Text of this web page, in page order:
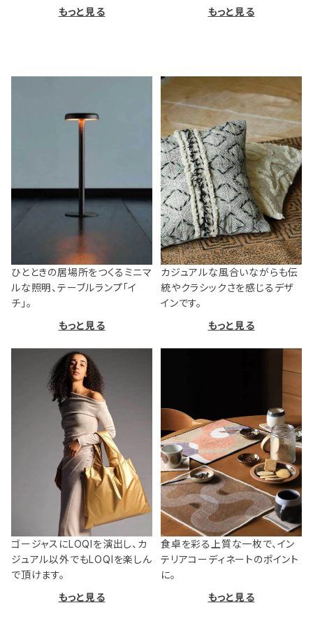
もっと見る
もっと見る
ひとときの居場所をつくるミニマ
ルな照明、テーブルランプ「イ
チ」。
もっと見る
カジュアルな風合いながらも伝
統やクラシックさを感じるデザ
インです。
もっと見る
ゴージャスにLOQIを演出し、カ
ジュアル以外でもLOQIを楽しん
で頂けます。
もっと見る
食卓を彩る上質な一枚で、イン
テリアコーディネートのポイント
に。
もっと見る